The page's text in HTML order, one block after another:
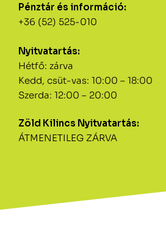
Pénztár és információ:
+36 (52) 525-010
Nyitvatartás:
Hétfő: zárva
Kedd, csüt-vas: 10:00 – 18:00
Szerda: 12:00 – 20:00
Zöld Kilincs Nyitvatartás:
ÁTMENETILEG ZÁRVA